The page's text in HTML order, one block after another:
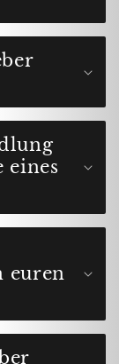
eines
euren